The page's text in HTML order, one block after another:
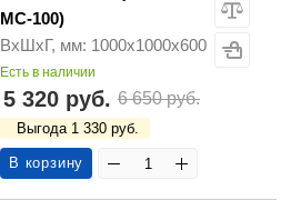
МС-100)
ВхШхГ, мм: 1000х1000х600
Есть в наличии
5 320 руб. 6 650 руб.
Выгода 1 330 руб.
В корзину